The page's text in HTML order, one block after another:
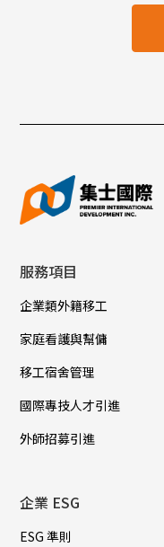
服務項目
企業類外籍移工
家庭看護與幫傭
移工宿舍管理
國際專技人才引進
外師招募引進
企業 ESG
ESG 準則